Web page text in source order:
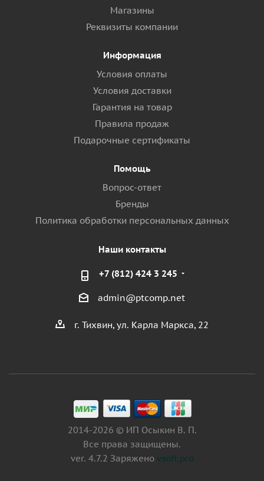
Магазины
Реквизиты компании
Информация
Условия оплаты
Условия доставки
Гарантия на товар
Правила продаж
Подарочные сертификаты
Помощь
Вопрос-ответ
Бренды
Политика обработки персональных данных
Наши контакты
+7 (812) 424 3 245
admin@ptcomp.net
г. Тихвин, ул. Карла Маркса, 22
2014-2026 © ИП Осыкин В. П.
Все права защищены.
ver. 4.7.2 Заряжено vsoft.pro